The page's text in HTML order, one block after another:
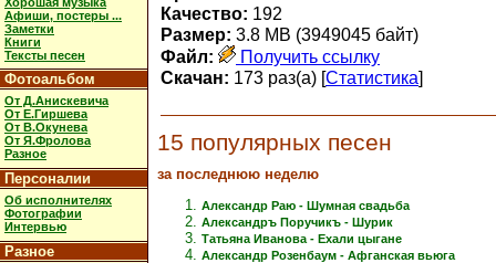
Афиши, постеры ...
Заметки
Книги
Тексты песен
Фотоальбом
От Д.Анискевича
От Е.Гиршева
От В.Окунева
От Я.Фролова
Разное
Персоналии
Об исполнителях
Фотографии
Интервью
Разное
Качество: 192
Размер: 3.8 MB (3949045 байт)
Файл:
Получить ссылку
Скачан: 173 раз(а) [Статистика]
15 популярных песен
за последнюю неделю
Александр Раю - Шумная свадьба
Александръ Поручикъ - Шурик
Татьяна Иванова - Ехали цыгане
Александр Розенбаум - Афганская вьюга